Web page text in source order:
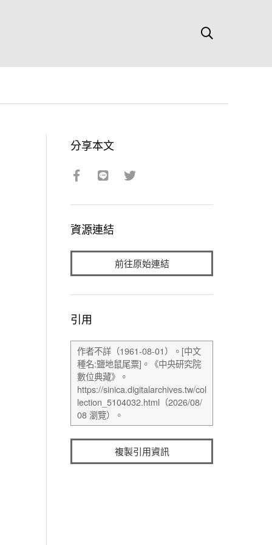
分享本文
資源連結
前往原始連結
引用
複製引用資訊